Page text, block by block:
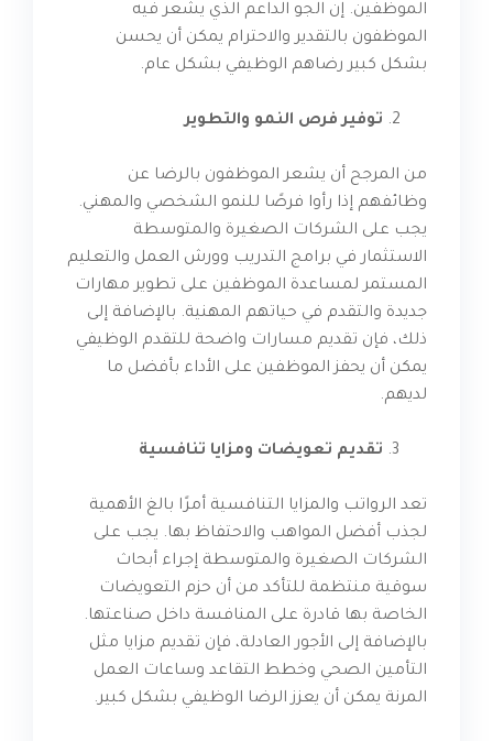
الموظفين. إن الجو الداعم الذي يشعر فيه
الموظفون بالتقدير والاحترام يمكن أن يحسن
بشكل كبير رضاهم الوظيفي بشكل عام.
توفير فرص النمو والتطوير
من المرجح أن يشعر الموظفون بالرضا عن
وظائفهم إذا رأوا فرصًا للنمو الشخصي والمهني.
يجب على الشركات الصغيرة والمتوسطة
الاستثمار في برامج التدريب وورش العمل والتعليم
المستمر لمساعدة الموظفين على تطوير مهارات
جديدة والتقدم في حياتهم المهنية. بالإضافة إلى
ذلك، فإن تقديم مسارات واضحة للتقدم الوظيفي
يمكن أن يحفز الموظفين على الأداء بأفضل ما
لديهم.
تقديم تعويضات ومزايا تنافسية
تعد الرواتب والمزايا التنافسية أمرًا بالغ الأهمية
لجذب أفضل المواهب والاحتفاظ بها. يجب على
الشركات الصغيرة والمتوسطة إجراء أبحاث
سوقية منتظمة للتأكد من أن حزم التعويضات
الخاصة بها قادرة على المنافسة داخل صناعتها.
بالإضافة إلى الأجور العادلة، فإن تقديم مزايا مثل
التأمين الصحي وخطط التقاعد وساعات العمل
المرنة يمكن أن يعزز الرضا الوظيفي بشكل كبير.